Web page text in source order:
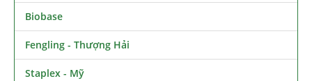
Biobase
Fengling - Thượng Hải
Staplex - Mỹ